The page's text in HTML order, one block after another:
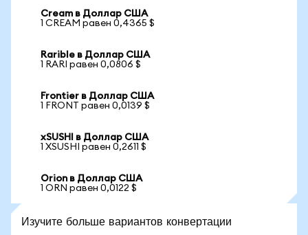
Cream в Доллар США
1 CREAM равен 0,4365 $
Rarible в Доллар США
1 RARI равен 0,0806 $
Frontier в Доллар США
1 FRONT равен 0,0139 $
xSUSHI в Доллар США
1 XSUSHI равен 0,2611 $
Orion в Доллар США
1 ORN равен 0,0122 $
Изучите больше вариантов конвертации